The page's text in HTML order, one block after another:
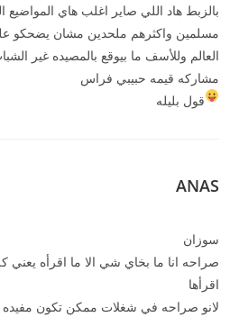
بالزبط هاد اللي صاير اغلب هاي المواضيع
مسلمين واكثرهم ملحدين مشان يضحكو
العالم وللأسف ما بيوقع بالمصيده غير
مشاركه قيمه حبيبي فراس
قول بليله
ANAS
سوزان
صراحه انا ما بخاي شي الا ما اقرأه
اقرأها
لانو صراحه في شغلات ممكن تكون